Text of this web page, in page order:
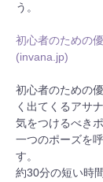
う。
初心者のための
(invana.jp)
初心者のための
く出てくるアサ
気をつけるべき
一つのポーズを
す。
約30分の短い時